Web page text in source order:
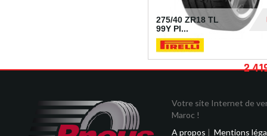
275/40 ZR18 TL
99Y PI...
2
Votre site Internet de
Maroc !
A propos | Mentions